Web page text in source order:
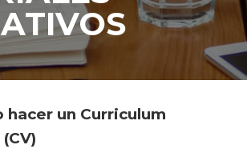
hacer un Curriculum